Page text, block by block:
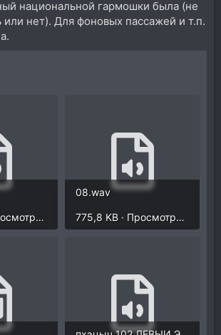
национальной гармошки была (не
нет). Для фоновых пассажей и т.п.
388,5 KB · Просмотры: 2.116
08.wav
775,8 KB · Просмотры: 1.577